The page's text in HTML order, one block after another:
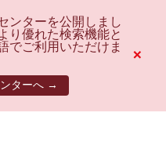
ンターを公開しまし
り優れた検索機能と
でご利用いただけま
ターへ →
×